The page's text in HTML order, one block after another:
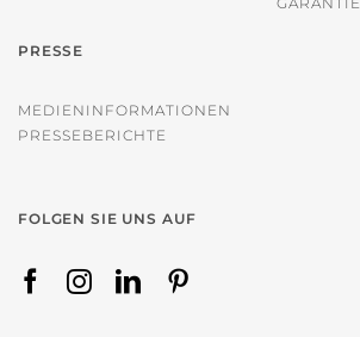
PRESSE
MEDIENINFORMATIONEN
PRESSEBERICHTE
FOLGEN SIE UNS AUF